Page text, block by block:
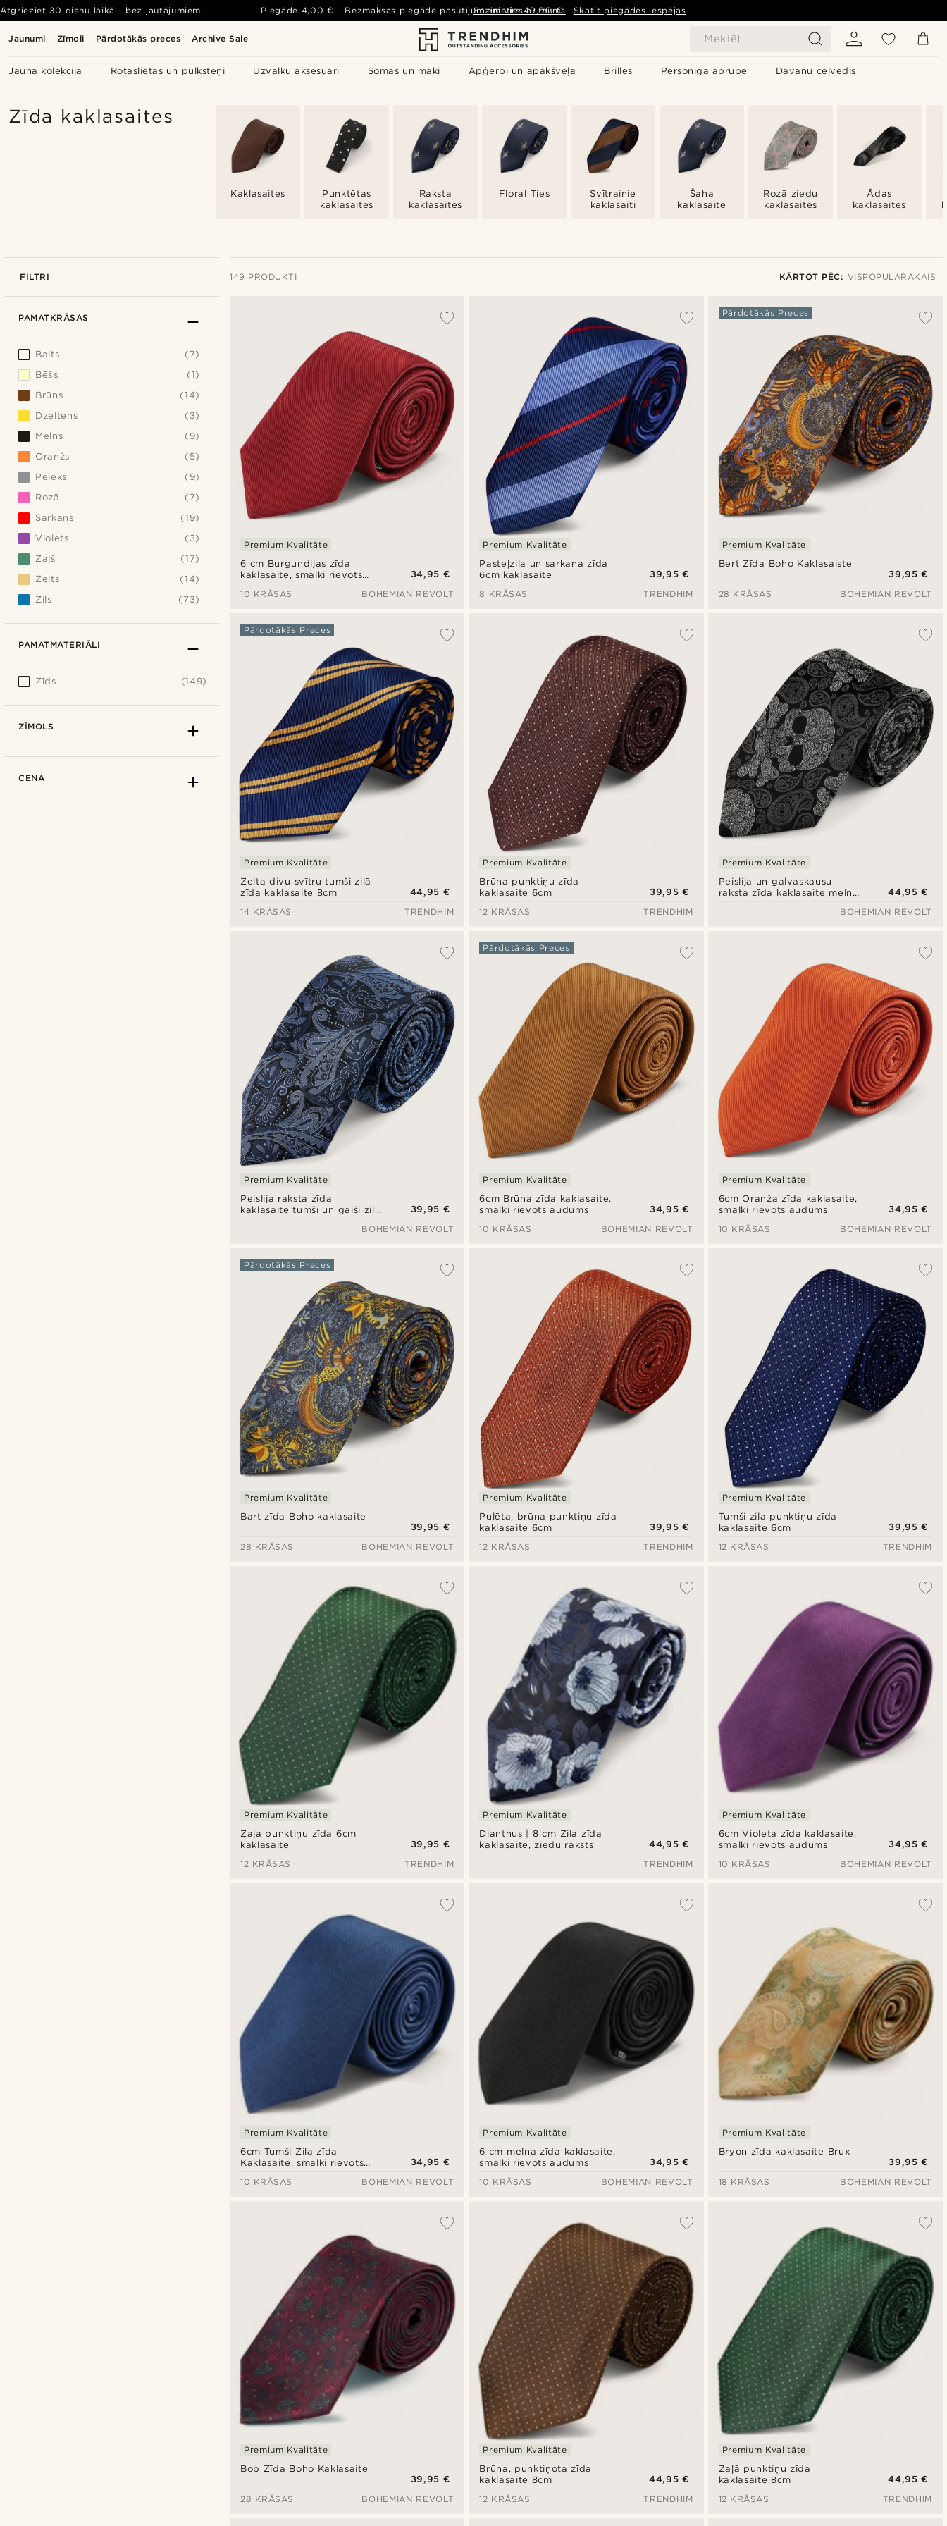
Jaunumi Zīmoli Pārdotākās preces Archive Sale Meklēt
Jaunā kolekcija Rotaslietas un pulksteņi Uzvalku aksesuāri Somas un maki Apģērbi un apakšveļa Brilles Personīgā aprūpe Dāvanu ceļvedis
Atgrieziet 30 dienu laikā - bez jautājumiem! Piegāde 4,00 € - Bezmaksas piegāde pasūtījumiem virs49,00 € - Skatīt piegādes iespējas
Sazinieties ar mums
Zīda kaklasaites
Kaklasaites
Punktētas
kaklasaites
Raksta
kaklasaites
Floral Ties
Svītrainie
kaklasaiti
Šaha
kaklasaite
Rozā ziedu
kaklasaites
Ādas
kaklasaites
FILTRI 149 PRODUKTI KĀRTOT PĒC: VISPOPULĀRĀKAIS
Vispopulārākais
Zemākā cena
Augstākā cena
6 cm Burgundijas zīda
kaklasaite, smalki rievots
Premium Kvalitāte
34,95 €
10 KRĀSAS
BOHEMIAN REVOLT
Pasteļzila un sarkana zīda
6cm kaklasaite
Premium Kvalitāte
39,95 €
8 KRĀSAS
TRENDHIM
Bert Zīda Boho Kaklasaiste
Pārdotākās Preces
Premium Kvalitāte
39,95 €
28 KRĀSAS
BOHEMIAN REVOLT
Zelta divu svītru tumši zilā
zīda kaklasaite 8cm
Pārdotākās Preces
Premium Kvalitāte
44,95 €
14 KRĀSAS
TRENDHIM
Brūna punktiņu zīda
kaklasaite 6cm
Premium Kvalitāte
39,95 €
12 KRĀSAS
TRENDHIM
Peislija un galvaskausu
raksta zīda kaklasaite melnā
Premium Kvalitāte
44,95 €
BOHEMIAN REVOLT
Peislija raksta zīda
kaklasaite tumši un gaiši zilā
Premium Kvalitāte
39,95 €
BOHEMIAN REVOLT
6cm Brūna zīda kaklasaite,
smalki rievots audums
Pārdotākās Preces
Premium Kvalitāte
34,95 €
10 KRĀSAS
BOHEMIAN REVOLT
6cm Oranža zīda kaklasaite,
smalki rievots audums
Premium Kvalitāte
34,95 €
10 KRĀSAS
BOHEMIAN REVOLT
Bart zīda Boho kaklasaite
Pārdotākās Preces
Premium Kvalitāte
39,95 €
28 KRĀSAS
BOHEMIAN REVOLT
Pulēta, brūna punktiņu zīda
kaklasaite 6cm
Premium Kvalitāte
39,95 €
12 KRĀSAS
TRENDHIM
Tumši zila punktiņu zīda
kaklasaite 6cm
Premium Kvalitāte
39,95 €
12 KRĀSAS
TRENDHIM
Zaļa punktiņu zīda 6cm
kaklasaite
Premium Kvalitāte
39,95 €
12 KRĀSAS
TRENDHIM
Dianthus | 8 cm Zila zīda
kaklasaite, ziedu raksts
Premium Kvalitāte
44,95 €
TRENDHIM
6cm Violeta zīda kaklasaite,
smalki rievots audums
Premium Kvalitāte
34,95 €
10 KRĀSAS
BOHEMIAN REVOLT
6cm Tumši Zila zīda
Kaklasaite, smalki rievots
Premium Kvalitāte
34,95 €
10 KRĀSAS
BOHEMIAN REVOLT
6 cm melna zīda kaklasaite,
smalki rievots audums
Premium Kvalitāte
34,95 €
10 KRĀSAS
BOHEMIAN REVOLT
Bryon zīda kaklasaite Brux
Premium Kvalitāte
39,95 €
18 KRĀSAS
BOHEMIAN REVOLT
Bob Zīda Boho Kaklasaite
Premium Kvalitāte
39,95 €
28 KRĀSAS
BOHEMIAN REVOLT
Brūna, punktiņota zīda
kaklasaite 8cm
Premium Kvalitāte
44,95 €
12 KRĀSAS
TRENDHIM
Zaļā punktiņu zīda
kaklasaite 8cm
Premium Kvalitāte
44,95 €
12 KRĀSAS
TRENDHIM
PAMATKRĀSAS
Balts
(7)
Bēšs
(1)
Brūns
(14)
Dzeltens
(3)
Melns
(9)
Oranžs
(5)
Pelēks
(9)
Rozā
(7)
Sarkans
(19)
Violets
(3)
Zaļš
(17)
Zelts
(14)
Zils
(73)
PAMATMATERIĀLI
Zīds (149)
ZĪMOLS
CENA